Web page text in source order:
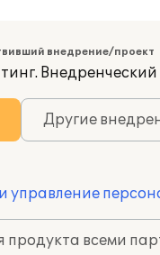
внедрение/проект
Другие
управление
продукта всеми